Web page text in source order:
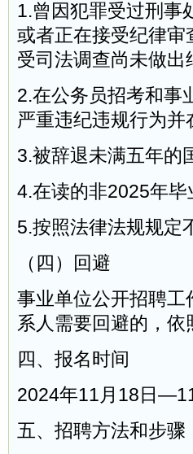
1.曾因犯罪受过刑事
或者正在接受纪律
受司法调查尚未做出
2.在公务员招考和事
严重违纪违规行为
3.被辞退未满五年的
4.在读的非2025年
5.按照法律法规规定
（四）回避
事业单位公开招聘
系人需要回避的，
四、报名时间
2024年11月18日
五、招聘方法和步骤